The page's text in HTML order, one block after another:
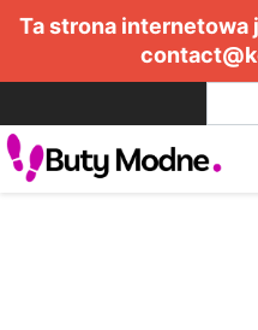
Ta strona internetowa